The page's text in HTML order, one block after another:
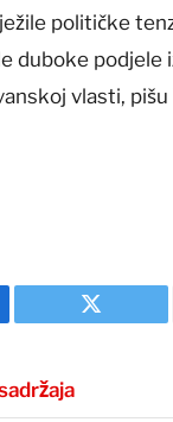
političke
duboke podjele
vlasti,
Twitter